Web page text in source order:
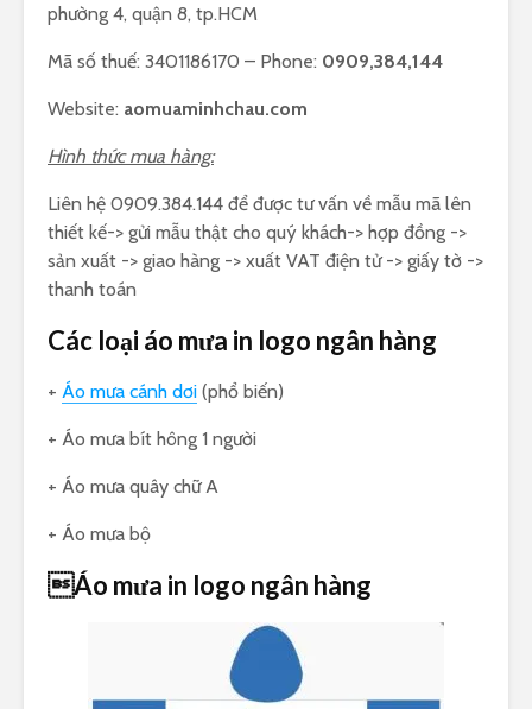
phường 4, quận 8, tp.HCM
Mã số thuế: 3401186170 – Phone: 0909,384,144
Website: aomuaminhchau.com
Hình thức mua hàng:
Liên hệ 0909.384.144 để được tư vấn về mẫu mã lên
thiết kế-> gửi mẫu thật cho quý khách-> hợp đồng ->
sản xuất -> giao hàng -> xuất VAT điện tử -> giấy tờ ->
thanh toán
Các loại áo mưa in logo ngân hàng
+ Áo mưa cánh dơi (phổ biến)
+ Áo mưa bít hông 1 người
+ Áo mưa quây chữ A
+ Áo mưa bộ
Áo mưa in logo ngân hàng